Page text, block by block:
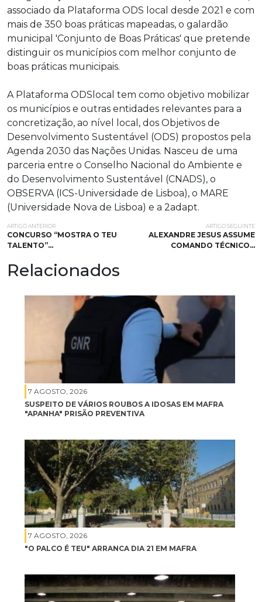
associado da Plataforma ODS local desde 2021 e com
mais de 350 boas práticas mapeadas, o galardão
municipal 'Conjunto de Boas Práticas' que pretende
distinguir os municípios com melhor conjunto de
boas práticas municipais.
A Plataforma ODSlocal tem como objetivo mobilizar
os municípios e outras entidades relevantes para a
concretização, ao nível local, dos Objetivos de
Desenvolvimento Sustentável (ODS) propostos pela
Agenda 2030 das Nações Unidas. Nasceu de uma
parceria entre o Conselho Nacional do Ambiente e
do Desenvolvimento Sustentável (CNADS), o
OBSERVA (ICS-Universidade de Lisboa), o MARE
(Universidade Nova de Lisboa) e a 2adapt.
ARTIGO ANTERIOR
CONCURSO “MOSTRA O TEU
TALENTO”…
ARTIGO SEGUINTE
ALEXANDRE JESUS ASSUME
COMANDO TÉCNICO…
Relacionados
7 AGOSTO, 2026
SUSPEITO DE VÁRIOS ROUBOS A IDOSAS EM MAFRA
"APANHA" PRISÃO PREVENTIVA
7 AGOSTO, 2026
"O PALCO É TEU" ARRANCA DIA 21 EM MAFRA